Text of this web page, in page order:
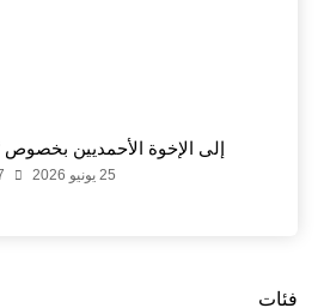
إلى الإخوة الأحمديين بخصوص
25 يونيو 2026
فئات